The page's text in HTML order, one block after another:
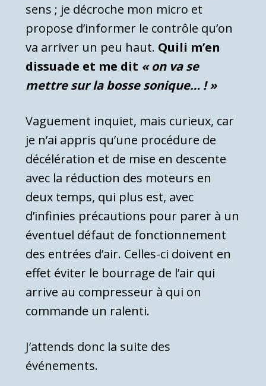
sens ; je décroche mon micro et
propose d’informer le contrôle qu’on
va arriver un peu haut. Quili m’en
dissuade et me dit « on va se
mettre sur la bosse sonique… ! »
Vaguement inquiet, mais curieux, car
je n’ai appris qu’une procédure de
décélération et de mise en descente
avec la réduction des moteurs en
deux temps, qui plus est, avec
d’infinies précautions pour parer à un
éventuel défaut de fonctionnement
des entrées d’air. Celles-ci doivent en
effet éviter le bourrage de l’air qui
arrive au compresseur à qui on
commande un ralenti.
J’attends donc la suite des
événements.